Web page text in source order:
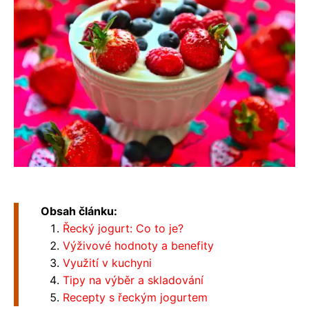
Obsah článku:
Řecký jogurt: Co to je?
Výživové hodnoty a benefity
Využití v kuchyni
Tipy na výběr a skladování
Recepty s řeckým jogurtem